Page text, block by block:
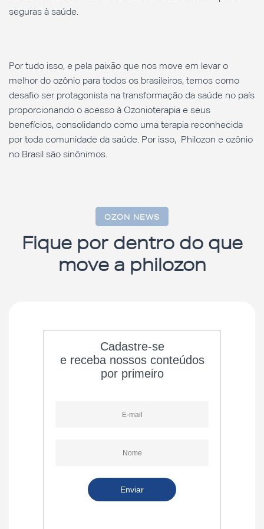
seguras à saúde.
Por tudo isso, e pela paixão que nos move em levar o
melhor do ozônio para todos os brasileiros, temos como
desafio ser protagonista na transformação da saúde no país
proporcionando o acesso à Ozonioterapia e seus
benefícios, consolidando como uma terapia reconhecida
por toda comunidade da saúde. Por isso, Philozon e ozônio
no Brasil são sinônimos.
OZON NEWS
Fique por dentro do que
move a philozon